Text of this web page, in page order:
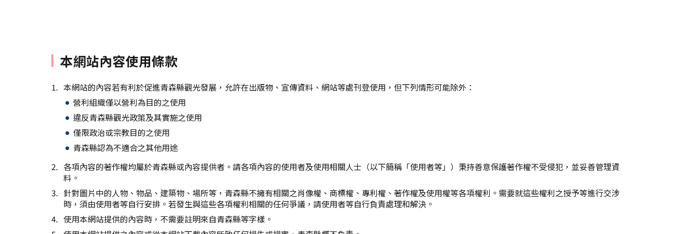
本網站內容使用條款
本網站的內容若有利於促進青森縣觀光發展，允許在出版物、宣傳資料、網站等處刊登使用，但下列情形可能除外：
營利組織僅以營利為目的之使用
違反青森縣觀光政策及其實施之使用
僅限政治或宗教目的之使用
青森縣認為不適合之其他用途
各項內容的著作權均屬於青森縣或內容提供者。請各項內容的使用者及使用相關人士（以下簡稱「使用者等」）秉持善意保護著作權不受侵犯，並妥善管理資
料。
針對圖片中的人物、物品、建築物、場所等，青森縣不擁有相關之肖像權、商標權、專利權、著作權及使用權等各項權利。需要就這些權利之授予等進行交涉
時，須由使用者等自行安排。若發生與這些各項權利相關的任何爭議，請使用者等自行負責處理和解決。
使用本網站提供的內容時，不需要註明來自青森縣等字樣。